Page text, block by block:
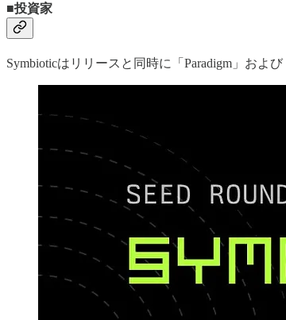
■投資家
Symbioticはリリースと同時に「Paradigm」およ